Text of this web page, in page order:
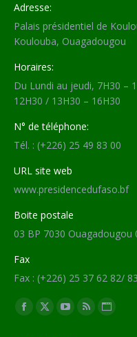
Adresse:
Palais présidentiel de
Koulouba, Ouagadougou
Horaires:
Du Lundi au jeudi, 7H30 –
12H30 / 13H30 – 16H30
N° de téléphone:
Tél. : (+226) 25 49 83 00
URL site web
www.presidencedufaso.bf
Boite postale
03 BP 7030 Ouagadougou
Fax
Fax : (+226) 25 37 62 82/ 83
Trouvez nous sur :
Facebook
X
YouTube
RSS Site